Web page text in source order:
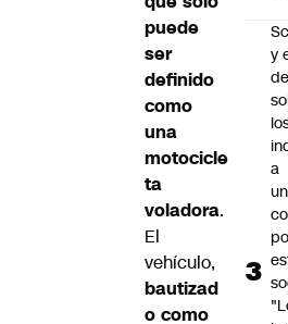
puede
ser
definido
como
una
motocicle
ta
voladora.
El
vehículo,
bautizad
o como
y
a